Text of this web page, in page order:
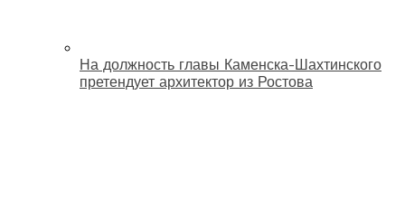
На должность главы Каменска-Шахтинского
претендует архитектор из Ростова